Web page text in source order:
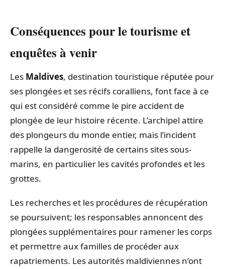
Conséquences pour le tourisme et
enquêtes à venir
Les Maldives, destination touristique réputée pour
ses plongées et ses récifs coralliens, font face à ce
qui est considéré comme le pire accident de
plongée de leur histoire récente. L’archipel attire
des plongeurs du monde entier, mais l’incident
rappelle la dangerosité de certains sites sous-
marins, en particulier les cavités profondes et les
grottes.
Les recherches et les procédures de récupération
se poursuivent; les responsables annoncent des
plongées supplémentaires pour ramener les corps
et permettre aux familles de procéder aux
rapatriements. Les autorités maldiviennes n’ont